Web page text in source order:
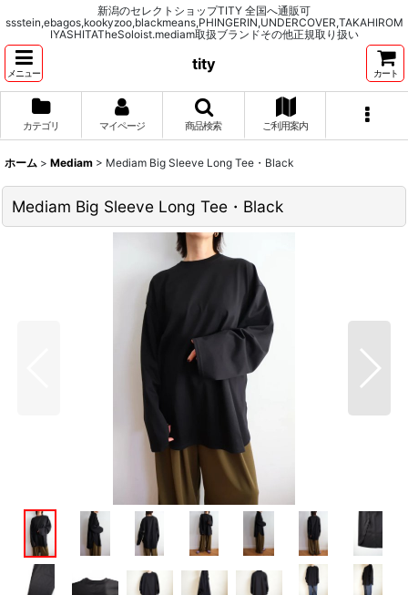
新潟のセレクトショップTITY 全国へ通販可
ssstein,ebagos,kookyzoo,blackmeans,PHINGERIN,UNDERCOVER,TAKAHIROM
IYASHITATheSoloist.mediam取扱ブランドその他正規取り扱い
メニュー
tity
カート
カテゴリ マイページ 商品検索 ご利用案内
ホーム > Mediam > Mediam Big Sleeve Long Tee・Black
Mediam Big Sleeve Long Tee・Black